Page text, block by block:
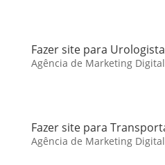
Fazer site para
Agência de Marketing
Fazer site para
Agência de Marketing